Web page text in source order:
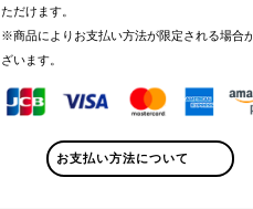
ただけます。
※商品によりお支払い方法が限定される場合
ざいます。
お支払い方法について